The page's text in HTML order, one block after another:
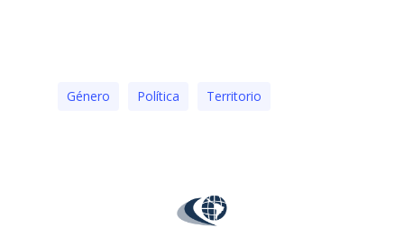
Género Polí­tica Territorio